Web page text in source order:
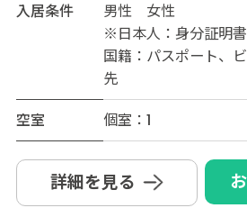
入居条件
男性 女性
※日本人：身分証明
国籍：パスポート、
先
空室
個室：1
詳細を見る